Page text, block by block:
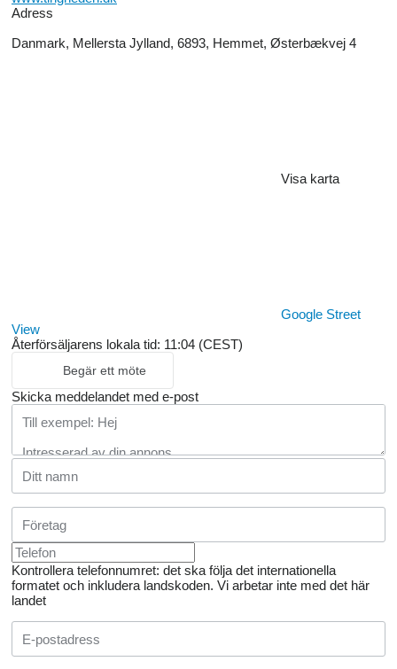
Adress
Danmark, Mellersta Jylland, 6893, Hemmet, Østerbækvej 4
Visa karta
Google Street
View
Återförsäljarens lokala tid: 11:04 (CEST)
Begär ett möte
Skicka meddelandet med e-post
Kontrollera telefonnumret: det ska följa det internationella
formatet och inkludera landskoden. Vi arbetar inte med det här
landet